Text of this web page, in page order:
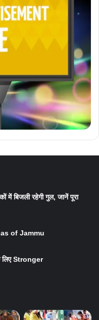
बिजली रहेगी गुल, जानें पूरा
of Jammu
Stronger